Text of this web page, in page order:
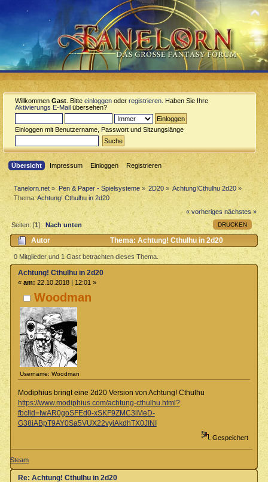
Willkommen Gast . Bitte einloggen oder registrieren . Haben Sie Ihre
Aktivierungs E-Mail übersehen?
Einloggen mit Benutzername, Passwort und Sitzungslänge
Übersicht Impressum Einloggen Registrieren
Tanelorn.net » Pen & Paper - Spielsysteme» 2D20 » Achtung!Cthulhu 2d20 »
Thema:Achtung! Cthulhu in 2d20
« vorheriges nächstes »
DRUCKEN
Seiten: [1] Nach unten
Autor
Thema: Achtung! Cthulhu in 2d20
(Gelesen 5561 mal)
0 Mitglieder und 1 Gast betrachten dieses Thema.
Woodman
Username: Woodman
Achtung! Cthulhu in 2d20
« am: 22.10.2018 | 12:01 »
Modiphius bringt eine 2d20 Version von Achtung! Cthulhu
https://www.modiphius.com/achtung-cthulhu.html?
fbclid=IwAR0goSFEd0-xSKF9ZMC3lMeD-
G38iABpT9AY0Sa5VUX22vyiAkdhTX0JINI
Gespeichert
Steam
Re: Achtung! Cthulhu in 2d20